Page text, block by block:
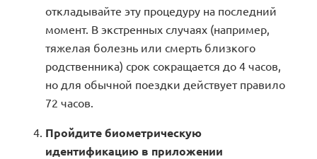
откладывайте эту процедуру на последний
момент. В экстренных случаях (например,
тяжелая болезнь или смерть близкого
родственника) срок сокращается до 4 часов,
но для обычной поездки действует правило
72 часов.
Пройдите биометрическую
идентификацию в приложении